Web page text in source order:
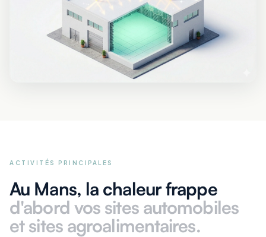
ACTIVITÉS PRINCIPALES
Au Mans, la chaleur frappe
d'abord vos sites automobiles
et sites agroalimentaires.